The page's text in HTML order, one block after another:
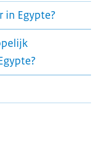
in Egypte?